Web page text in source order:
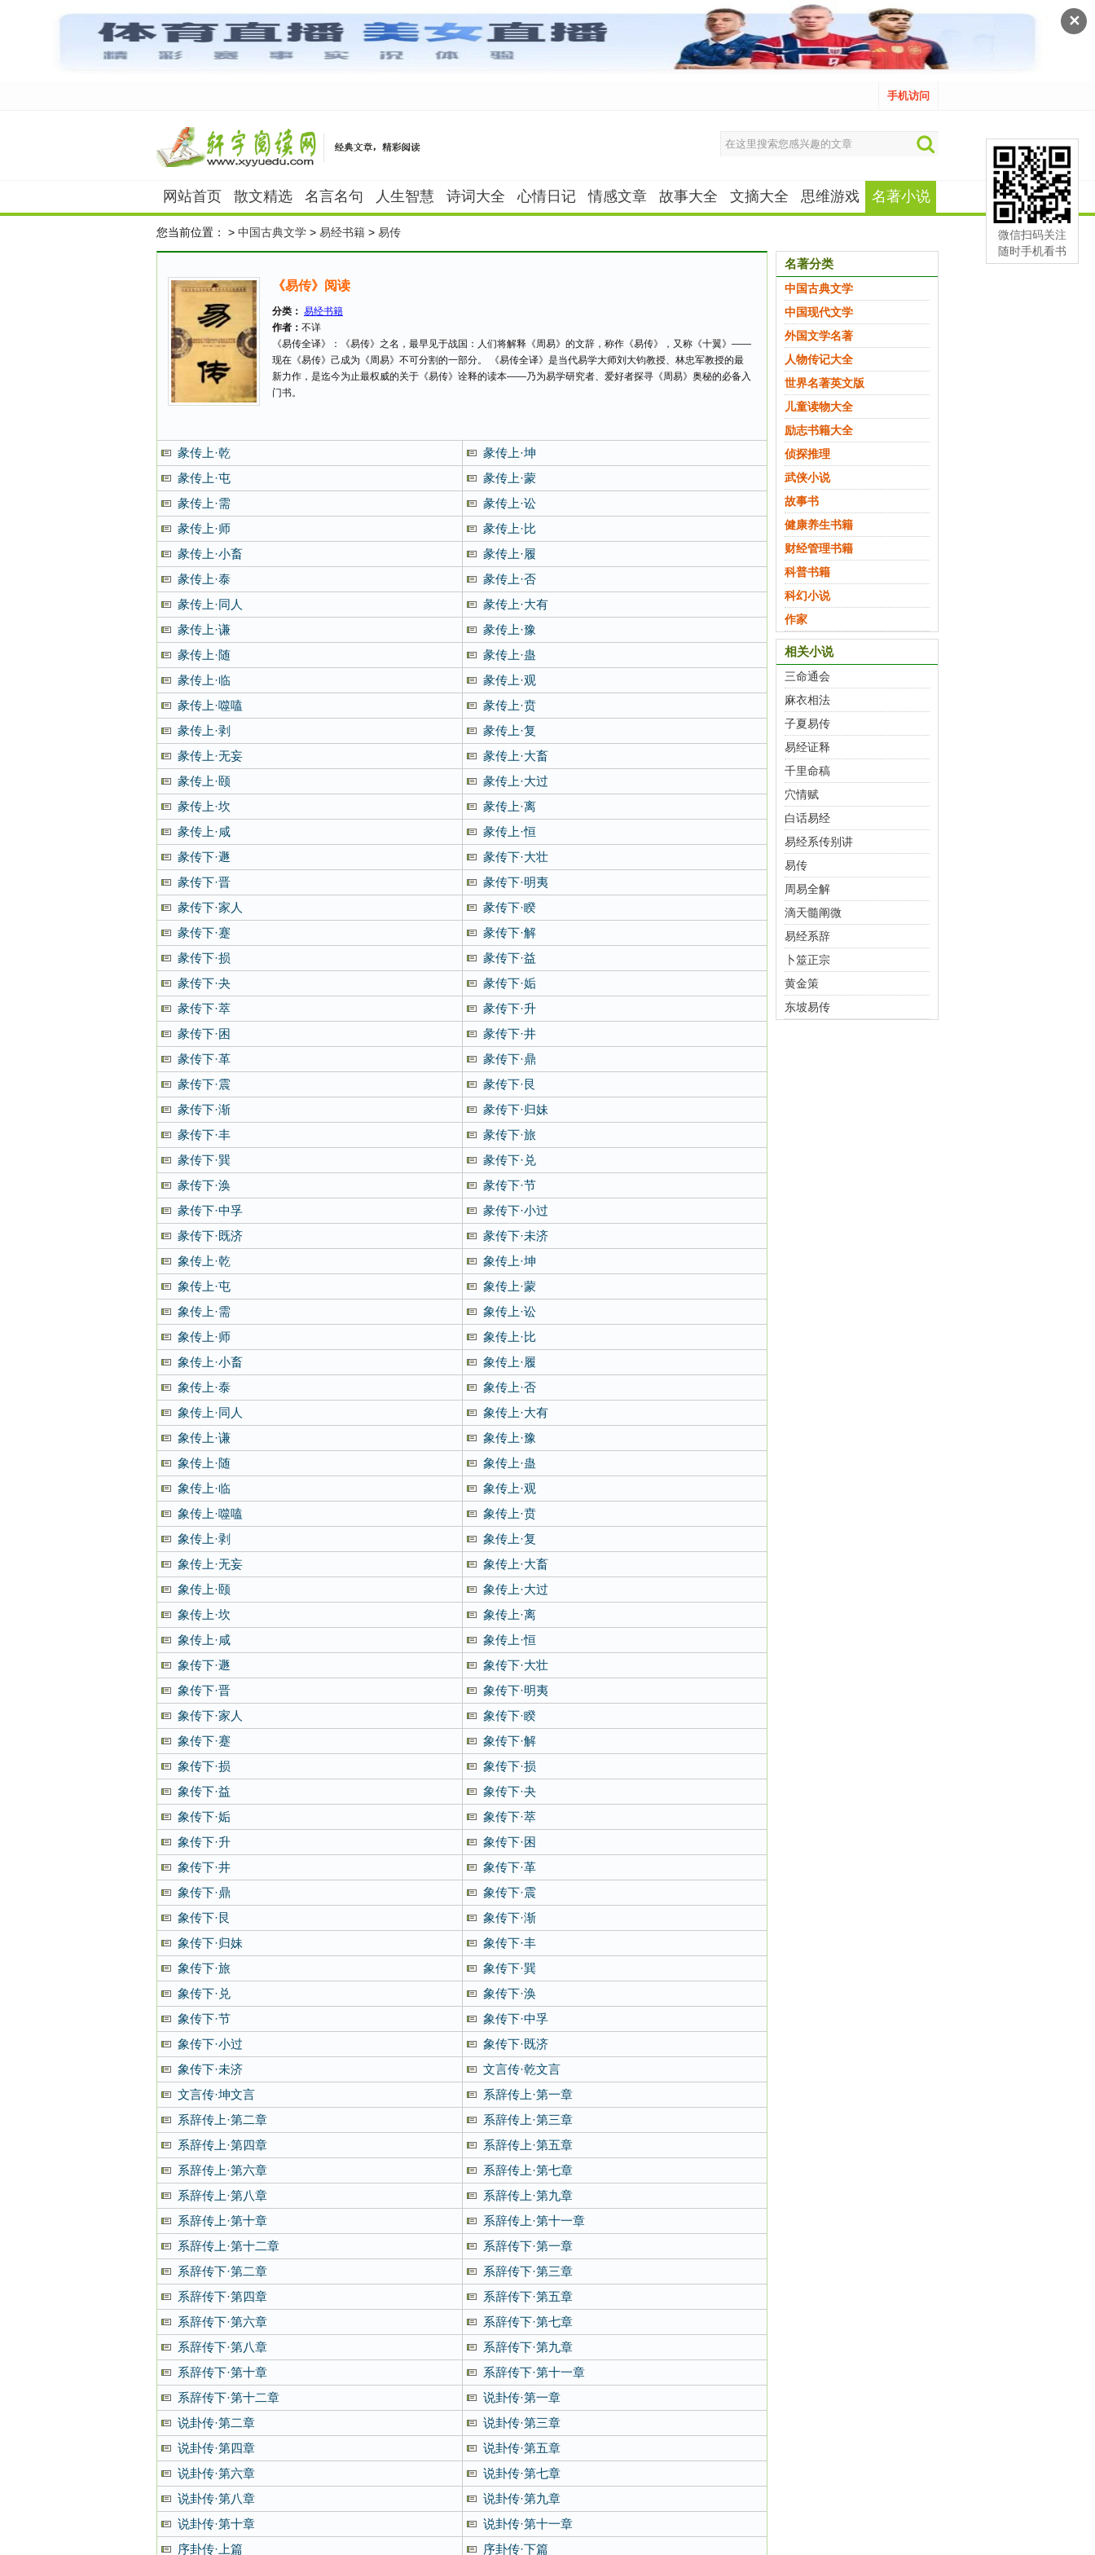
✕
手机访问
网站首页 散文精选 名言名句 人生智慧 诗词大全 心情日记 情感文章 故事大全 文摘大全 思维游戏 名著小说
您当前位置： > 中国古典文学 > 易经书籍 > 易传
《易传》阅读
分类： 易经书籍
作者： 不详
《易传全译》：《易传》之名，最早见于战国：人们将解释《周易》的文辞，称作《易传》，又称《十翼》——
现在《易传》己成为《周易》不可分割的一部分。 《易传全译》是当代易学大师刘大钧教授、林忠军教授的最
新力作，是迄今为止最权威的关于《易传》诠释的读本——乃为易学研究者、爱好者探寻《周易》奥秘的必备入
门书。
彖传上·乾
彖传上·坤
彖传上·屯
彖传上·蒙
彖传上·需
彖传上·讼
彖传上·师
彖传上·比
彖传上·小畜
彖传上·履
彖传上·泰
彖传上·否
彖传上·同人
彖传上·大有
彖传上·谦
彖传上·豫
彖传上·随
彖传上·蛊
彖传上·临
彖传上·观
彖传上·噬嗑
彖传上·贲
彖传上·剥
彖传上·复
彖传上·无妄
彖传上·大畜
彖传上·颐
彖传上·大过
彖传上·坎
彖传上·离
彖传上·咸
彖传上·恒
彖传下·遯
彖传下·大壮
彖传下·晋
彖传下·明夷
彖传下·家人
彖传下·睽
彖传下·蹇
彖传下·解
彖传下·损
彖传下·益
彖传下·夬
彖传下·姤
彖传下·萃
彖传下·升
彖传下·困
彖传下·井
彖传下·革
彖传下·鼎
彖传下·震
彖传下·艮
彖传下·渐
彖传下·归妹
彖传下·丰
彖传下·旅
彖传下·巽
彖传下·兑
彖传下·涣
彖传下·节
彖传下·中孚
彖传下·小过
彖传下·既济
彖传下·未济
象传上·乾
象传上·坤
象传上·屯
象传上·蒙
象传上·需
象传上·讼
象传上·师
象传上·比
象传上·小畜
象传上·履
象传上·泰
象传上·否
象传上·同人
象传上·大有
象传上·谦
象传上·豫
象传上·随
象传上·蛊
象传上·临
象传上·观
象传上·噬嗑
象传上·贲
象传上·剥
象传上·复
象传上·无妄
象传上·大畜
象传上·颐
象传上·大过
象传上·坎
象传上·离
象传上·咸
象传上·恒
象传下·遯
象传下·大壮
象传下·晋
象传下·明夷
象传下·家人
象传下·睽
象传下·蹇
象传下·解
象传下·损
象传下·损
象传下·益
象传下·夬
象传下·姤
象传下·萃
象传下·升
象传下·困
象传下·井
象传下·革
象传下·鼎
象传下·震
象传下·艮
象传下·渐
象传下·归妹
象传下·丰
象传下·旅
象传下·巽
象传下·兑
象传下·涣
象传下·节
象传下·中孚
象传下·小过
象传下·既济
象传下·未济
文言传·乾文言
文言传·坤文言
系辞传上·第一章
系辞传上·第二章
系辞传上·第三章
系辞传上·第四章
系辞传上·第五章
系辞传上·第六章
系辞传上·第七章
系辞传上·第八章
系辞传上·第九章
系辞传上·第十章
系辞传上·第十一章
系辞传上·第十二章
系辞传下·第一章
系辞传下·第二章
系辞传下·第三章
系辞传下·第四章
系辞传下·第五章
系辞传下·第六章
系辞传下·第七章
系辞传下·第八章
系辞传下·第九章
系辞传下·第十章
系辞传下·第十一章
系辞传下·第十二章
说卦传·第一章
说卦传·第二章
说卦传·第三章
说卦传·第四章
说卦传·第五章
说卦传·第六章
说卦传·第七章
说卦传·第八章
说卦传·第九章
说卦传·第十章
说卦传·第十一章
序卦传·上篇
序卦传·下篇
名著分类
中国古典文学
中国现代文学
外国文学名著
人物传记大全
世界名著英文版
儿童读物大全
励志书籍大全
侦探推理
武侠小说
故事书
健康养生书籍
财经管理书籍
科普书籍
科幻小说
作家
相关小说
三命通会
麻衣相法
子夏易传
易经证释
千里命稿
穴情赋
白话易经
易经系传别讲
易传
周易全解
滴天髓阐微
易经系辞
卜筮正宗
黄金策
东坡易传
微信扫码关注
随时手机看书